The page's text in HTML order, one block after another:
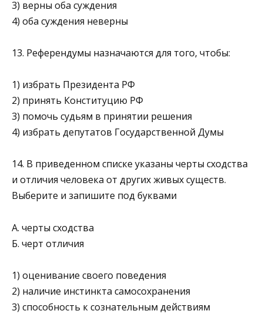
3) верны оба суждения
4) оба суждения неверны
13. Референдумы назначаются для того, чтобы:
1) избрать Президента РФ
2) принять Конституцию РФ
3) помочь судьям в принятии решения
4) избрать депутатов Государственной Думы
14. В приведенном списке указаны черты сходства
и от­личия человека от других живых существ.
Выберите и за­пишите под буквами
А. черты сходства
Б. черт отличия
1) оценивание своего поведения
2) наличие инстинкта самосохранения
3) способность к сознательным действиям